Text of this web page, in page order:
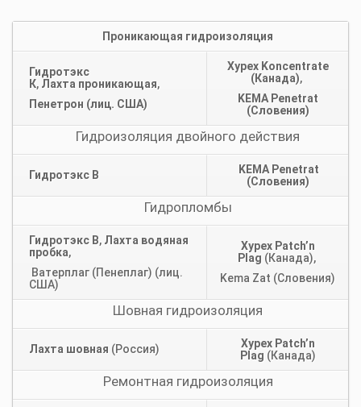
Проникающая гидроизоляция
Гидротэкс
К, Лахта проникающая,
Пенетрон (лиц. США)
Xypex Koncentrate
(Канада),
KEMA Penetrat
(Словения)
Гидроизоляция двойного действия
Гидротэкс В
KEMA Penetrat
(Словения)
Гидропломбы
Гидротэкс В, Лахта водяная
пробка,
Ватерплаг (Пенеплаг) (лиц.
США)
Xypex Patch’n
Plag (Канада),
Kema Zat (Словения)
Шовная гидроизоляция
Лахта шовная (Россия)
Xypex Patch’n
Plag (Канада)
Ремонтная гидроизоляция